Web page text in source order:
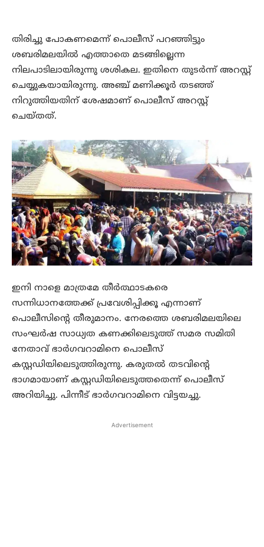
തിരിച്ചു പോകണമെന്ന് പൊലീസ് പറഞ്ഞിട്ടും
ശബരിമലയില്‍ എത്താതെ മടങ്ങില്ലെന്ന
നിലപാടിലായിരുന്നു ശശികല. ഇതിനെ തുടര്‍ന്ന് അറസ്റ്റ്
ചെയ്യുകയായിരുന്നു. അഞ്ച് മണിക്കൂര്‍ തടഞ്ഞ്
നിറുത്തിയതിന് ശേഷമാണ് പൊലീസ് അറസ്റ്റ്
ചെയ്തത്.
ഇനി നാളെ മാത്രമേ തീര്‍ത്ഥാടകരെ
സന്നിധാനത്തേക്ക് പ്രവേശിപ്പിക്കൂ എന്നാണ്
പൊലീസിന്റെ തീരുമാനം. നേരത്തെ ശബരിമലയിലെ
സംഘര്‍ഷ സാധ്യത കണക്കിലെടുത്ത് സമര സമിതി
നേതാവ് ഭാര്‍ഗവറാമിനെ പൊലീസ്
കസ്റ്റഡിയിലെടുത്തിരുന്നു. കരുതല്‍ തടവിന്റെ
ഭാഗമായാണ് കസ്റ്റഡിയിലെടുത്തതെന്ന് പൊലീസ്
അറിയിച്ചു. പിന്നീട് ഭാര്‍ഗവറാമിനെ വിട്ടയച്ചു.
Advertisement